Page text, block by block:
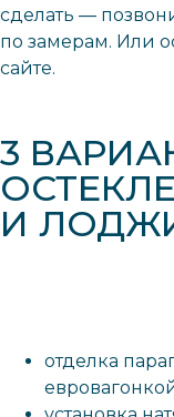
сделать —
по замерам. Или
сайте.
3
И
отделка